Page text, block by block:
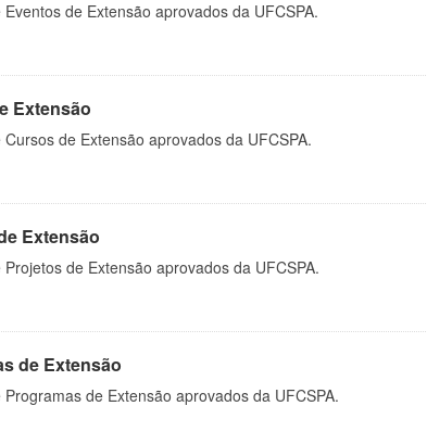
Eventos de Extensão aprovados da UFCSPA.
Extensão
Cursos de Extensão aprovados da UFCSPA.
Extensão
Projetos de Extensão aprovados da UFCSPA.
de Extensão
Programas de Extensão aprovados da UFCSPA.